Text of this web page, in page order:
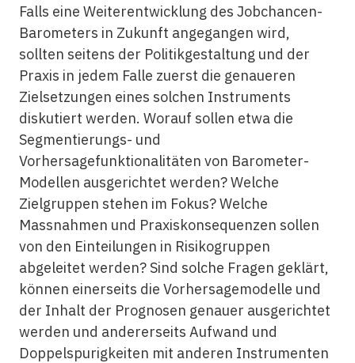
Falls eine Weiterentwicklung des Jobchancen-
Barometers in Zukunft angegangen wird,
sollten seitens der Politikgestaltung und der
Praxis in jedem Falle zuerst die genaueren
Zielsetzungen eines solchen Instruments
diskutiert werden. Worauf sollen etwa die
Segmentierungs- und
Vorhersagefunktionalitäten von Barometer-
Modellen ausgerichtet werden? Welche
Zielgruppen stehen im Fokus? Welche
Massnahmen und Praxiskonsequenzen sollen
von den Einteilungen in Risikogruppen
abgeleitet werden? Sind solche Fragen geklärt,
können einerseits die Vorhersagemodelle und
der Inhalt der Prognosen genauer ausgerichtet
werden und andererseits Aufwand und
Doppelspurigkeiten mit anderen Instrumenten